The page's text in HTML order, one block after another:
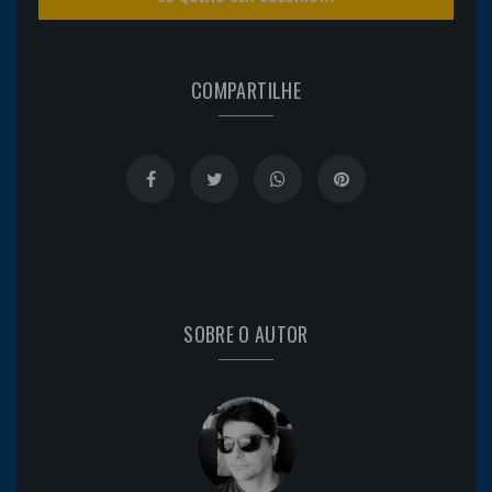
COMPARTILHE
SOBRE O AUTOR